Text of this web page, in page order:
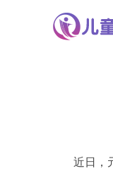
近日，元